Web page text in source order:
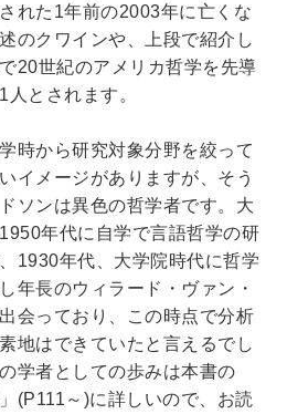
れた1年前の2003年に亡くな
のクワインや、上段で紹介し
20世紀のアメリカ哲学を先導
とされます。
時から研究対象分野を絞って
イメージがありますが、そう
ソンは異色の哲学者です。大
年代に自学で言語哲学の研
1930年代、大学院時代に哲学
年長のウィラード・ヴァン・
会っており、この時点で分析
地はできていたと言えるでし
学者としての歩みは本書の
(P111～)に詳しいので、お読